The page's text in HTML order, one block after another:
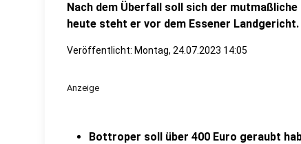
Nach dem Überfall soll sich der
heute steht er vor dem Essener Landgericht.
Veröffentlicht: Montag, 24.07.2023 14:05
Anzeige
Bottroper soll über 400 Euro geraubt